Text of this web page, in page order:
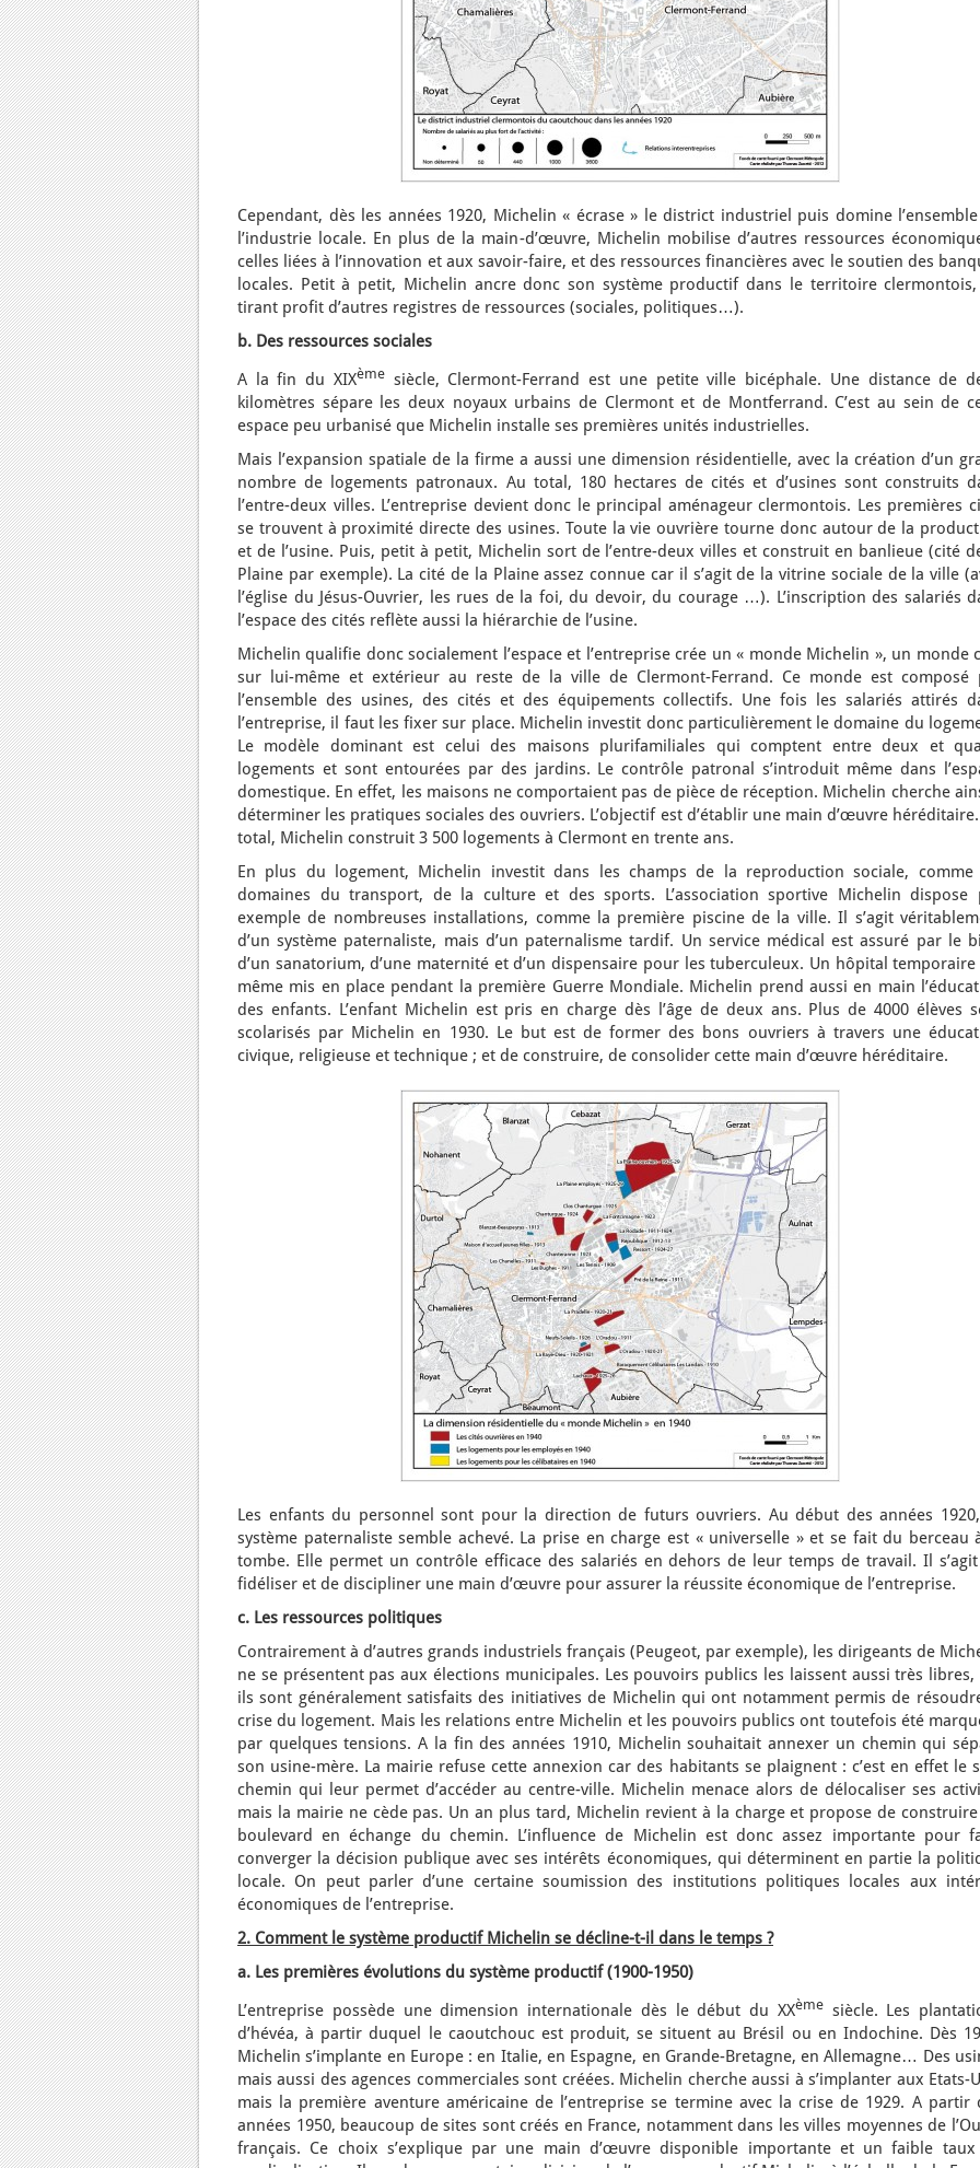
Cependant, dès les années 1920, Michelin « écrase » le district industriel puis domine
l’industrie locale. En plus de la main-d’œuvre, Michelin mobilise d’autres ressources
celles liées à l’innovation et aux savoir-faire, et des ressources financières avec le soutien des
locales. Petit à petit, Michelin ancre donc son système productif dans le territoire
tirant profit d’autres registres de ressources (sociales, politiques…).
b. Des ressources sociales
A la fin du XIXèmesiècle, Clermont-Ferrand est une petite ville bicéphale. Une distance de
kilomètres sépare les deux noyaux urbains de Clermont et de Montferrand. C’est au sein de
espace peu urbanisé que Michelin installe ses premières unités industrielles.
Mais l’expansion spatiale de la firme a aussi une dimension résidentielle, avec la création d’un
nombre de logements patronaux. Au total, 180 hectares de cités et d’usines sont construits
l’entre-deux villes. L’entreprise devient donc le principal aménageur clermontois. Les premières
se trouvent à proximité directe des usines. Toute la vie ouvrière tourne donc autour de la
et de l’usine. Puis, petit à petit, Michelin sort de l’entre-deux villes et construit en banlieue (cité
Plaine par exemple). La cité de la Plaine assez connue car il s’agit de la vitrine sociale de la ville
l’église du Jésus-Ouvrier, les rues de la foi, du devoir, du courage …). L’inscription des salariés
l’espace des cités reflète aussi la hiérarchie de l’usine.
Michelin qualifie donc socialement l’espace et l’entreprise crée un « monde Michelin », un monde
sur lui-même et extérieur au reste de la ville de Clermont-Ferrand. Ce monde est composé
l’ensemble des usines, des cités et des équipements collectifs. Une fois les salariés attirés
l’entreprise, il faut les fixer sur place. Michelin investit donc particulièrement le domaine du
Le modèle dominant est celui des maisons plurifamiliales qui comptent entre deux et
logements et sont entourées par des jardins. Le contrôle patronal s’introduit même dans
domestique. En effet, les maisons ne comportaient pas de pièce de réception. Michelin cherche
déterminer les pratiques sociales des ouvriers. L’objectif est d’établir une main d’œuvre
total, Michelin construit 3 500 logements à Clermont en trente ans.
En plus du logement, Michelin investit dans les champs de la reproduction sociale, comme
domaines du transport, de la culture et des sports. L’association sportive Michelin dispose
exemple de nombreuses installations, comme la première piscine de la ville. Il s’agit
d’un système paternaliste, mais d’un paternalisme tardif. Un service médical est assuré par le
d’un sanatorium, d’une maternité et d’un dispensaire pour les tuberculeux. Un hôpital temporaire
même mis en place pendant la première Guerre Mondiale. Michelin prend aussi en main
des enfants. L’enfant Michelin est pris en charge dès l’âge de deux ans. Plus de 4000 élèves
scolarisés par Michelin en 1930. Le but est de former des bons ouvriers à travers une
civique, religieuse et technique ; et de construire, de consolider cette main d’œuvre héréditaire.
Les enfants du personnel sont pour la direction de futurs ouvriers. Au début des années
système paternaliste semble achevé. La prise en charge est « universelle » et se fait du berceau
tombe. Elle permet un contrôle efficace des salariés en dehors de leur temps de travail. Il
fidéliser et de discipliner une main d’œuvre pour assurer la réussite économique de l’entreprise.
c. Les ressources politiques
Contrairement à d’autres grands industriels français (Peugeot, par exemple), les dirigeants de
ne se présentent pas aux élections municipales. Les pouvoirs publics les laissent aussi très libres,
ils sont généralement satisfaits des initiatives de Michelin qui ont notamment permis de
crise du logement. Mais les relations entre Michelin et les pouvoirs publics ont toutefois été
par quelques tensions. A la fin des années 1910, Michelin souhaitait annexer un chemin qui
son usine-mère. La mairie refuse cette annexion car des habitants se plaignent : c’est en effet le
chemin qui leur permet d’accéder au centre-ville. Michelin menace alors de délocaliser ses
mais la mairie ne cède pas. Un an plus tard, Michelin revient à la charge et propose de
boulevard en échange du chemin. L’influence de Michelin est donc assez importante pour
converger la décision publique avec ses intérêts économiques, qui déterminent en partie la
locale. On peut parler d’une certaine soumission des institutions politiques locales aux
économiques de l’entreprise.
2. Comment le système productif Michelin se décline-t-il dans le temps ?
a. Les premières évolutions du système productif (1900-1950)
L’entreprise possède une dimension internationale dès le début du XXèmesiècle. Les
d’hévéa, à partir duquel le caoutchouc est produit, se situent au Brésil ou en Indochine. Dès
Michelin s’implante en Europe : en Italie, en Espagne, en Grande-Bretagne, en Allemagne… Des
mais aussi des agences commerciales sont créées. Michelin cherche aussi à s’implanter aux Etats-
mais la première aventure américaine de l’entreprise se termine avec la crise de 1929. A partir
années 1950, beaucoup de sites sont créés en France, notamment dans les villes moyennes de
français. Ce choix s’explique par une main d’œuvre disponible importante et un faible